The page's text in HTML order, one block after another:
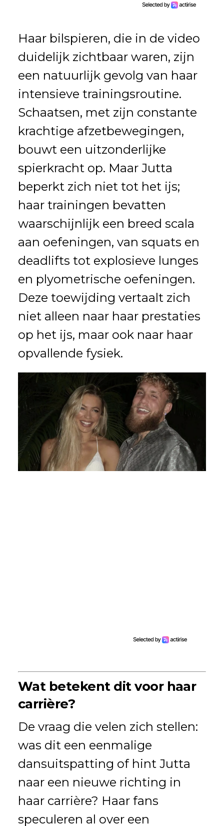
Haar bilspieren, die in de video
duidelijk zichtbaar waren, zijn
een natuurlijk gevolg van haar
intensieve trainingsroutine.
Schaatsen, met zijn constante
krachtige afzetbewegingen,
bouwt een uitzonderlijke
spierkracht op. Maar Jutta
beperkt zich niet tot het ijs;
haar trainingen bevatten
waarschijnlijk een breed scala
aan oefeningen, van squats en
deadlifts tot explosieve lunges
en plyometrische oefeningen.
Deze toewijding vertaalt zich
niet alleen naar haar prestaties
op het ijs, maar ook naar haar
opvallende fysiek.
Wat betekent dit voor haar
carrière?
De vraag die velen zich stellen:
was dit een eenmalige
dansuitspatting of hint Jutta
naar een nieuwe richting in
haar carrière? Haar fans
speculeren al over een